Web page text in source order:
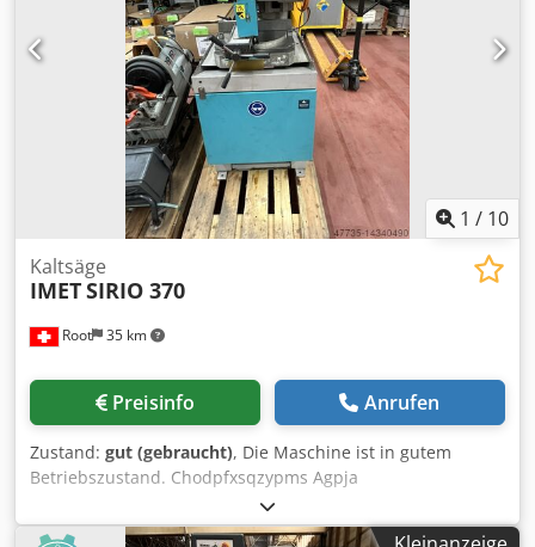
1 / 10
Root 35 km
Kaltsäge
IMETSIRIO 370
Preisinfo Anrufen
Zustand: gut (gebraucht), Die Maschine ist in gutem
Betriebszustand. Chodpfxsqzypms Agpja